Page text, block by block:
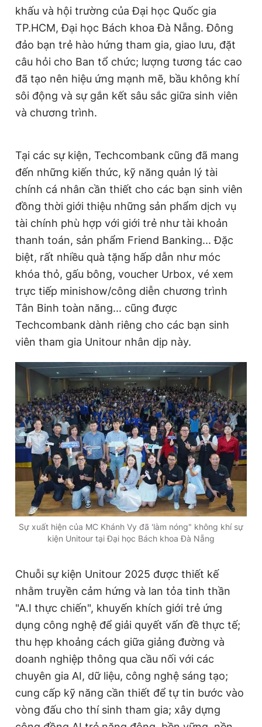
khấu và hội trường của Đại học Quốc gia
TP.HCM, Đại học Bách khoa Đà Nẵng. Đông
đảo bạn trẻ hào hứng tham gia, giao lưu, đặt
câu hỏi cho Ban tổ chức; lượng tương tác cao
đã tạo nên hiệu ứng mạnh mẽ, bầu không khí
sôi động và sự gắn kết sâu sắc giữa sinh viên
và chương trình.
Tại các sự kiện, Techcombank cũng đã mang
đến những kiến thức, kỹ năng quản lý tài
chính cá nhân cần thiết cho các bạn sinh viên
đồng thời giới thiệu những sản phẩm dịch vụ
tài chính phù hợp với giới trẻ như tài khoản
thanh toán, sản phẩm Friend Banking... Đặc
biệt, rất nhiều quà tặng hấp dẫn như móc
khóa thỏ, gấu bông, voucher Urbox, vé xem
trực tiếp minishow/công diễn chương trình
Tân Binh toàn năng... cũng được
Techcombank dành riêng cho các bạn sinh
viên tham gia Unitour nhân dịp này.
Sự xuất hiện của MC Khánh Vy đã 'làm nóng" không khí sự
kiện Unitour tại Đại học Bách khoa Đà Nẵng
Chuỗi sự kiện Unitour 2025 được thiết kế
nhằm truyền cảm hứng và lan tỏa tinh thần
"A.I thực chiến", khuyến khích giới trẻ ứng
dụng công nghệ để giải quyết vấn đề thực tế;
thu hẹp khoảng cách giữa giảng đường và
doanh nghiệp thông qua cầu nối với các
chuyên gia AI, dữ liệu, công nghệ sáng tạo;
cung cấp kỹ năng cần thiết để tự tin bước vào
vòng đấu cho thí sinh tham gia; xây dựng